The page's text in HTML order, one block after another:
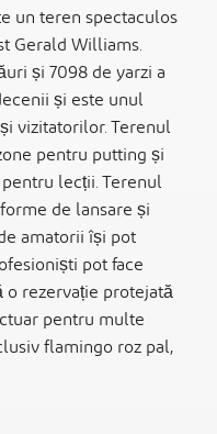
un teren spectaculos
Gerald Williams.
și 7098 de yarzi a
și este unul
vizitatorilor. Terenul
pentru putting și
lecții. Terenul
de lansare și
amatorii își pot
pot face
rezervație protejată
pentru multe
flamingo roz pal,